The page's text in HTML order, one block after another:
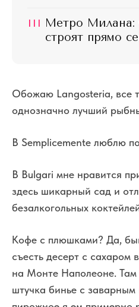
III Метро Милана:
строят прямо
Обожаю Langosteria, все
однозначно лучший
В Semplicemente люблю
В Bulgari мне нравится
здесь шикарный сад и
безалкогольных
Кофе с плюшками? Да,
съесть десерт с сахаром
на Монте Наполеоне. Там
штучка бинье с